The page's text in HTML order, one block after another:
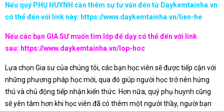
Nếu quý PHỤ HUYNH cần thêm sự tư vấn đến từ Daykemtainha.vn
có thể đến với link này: https://www.daykemtainha.vn/lien-he
Nếu các bạn GIA SƯ muốn tìm lớp để dạy có thể đến với link
sau: https://www.daykemtainha.vn/lop-hoc
Lựa chọn Gia sư của chúng tôi, các bạn học viên sẽ được tiếp cận với
những phương pháp học mới, qua đó giúp người học trở nên hứng
thú và chủ động tiếp nhận kiến thức. Hơn nữa, quý phụ huynh cũng
sẽ yên tâm hơn khi học viên đã có thêm một người thầy, người bạn